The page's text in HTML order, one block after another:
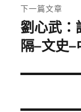
章:
下一篇文章
下
一
文
劉心武：
隔–文史